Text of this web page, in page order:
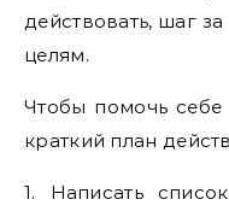
действовать, шаг
целям.
Чтобы помочь себе
краткий план
1. Написать